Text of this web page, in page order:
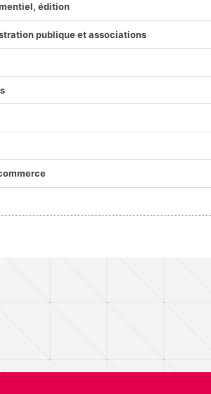
édition
publique et associations